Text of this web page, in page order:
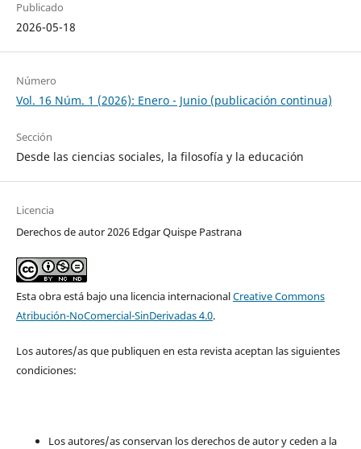
Publicado
2026-05-18
Número
Vol. 16 Núm. 1 (2026): Enero - Junio (publicación continua)
Sección
Desde las ciencias sociales, la filosofía y la educación
Licencia
Derechos de autor 2026 Edgar Quispe Pastrana
Esta obra está bajo una licencia internacionalCreative Commons
Atribución-NoComercial-SinDerivadas 4.0.
Los autores/as que publiquen en esta revista aceptan las siguientes
condiciones:
Los autores/as conservan los derechos de autor y ceden a la